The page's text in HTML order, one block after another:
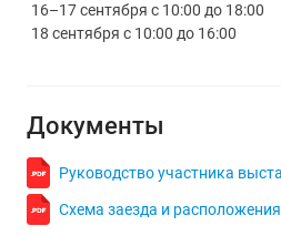
16–17 сентября с 10:00 до 18:00
18 сентября с 10:00 до 16:00
Документы
Руководство участника
Схема заезда и